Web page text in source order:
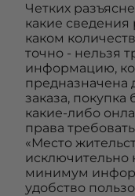
Четких
какие сведения
каком
точно - нельзя
информацию,
предназначена
заказа, покупка
какие-либо
права
«Место
исключительно
минимум
удобство